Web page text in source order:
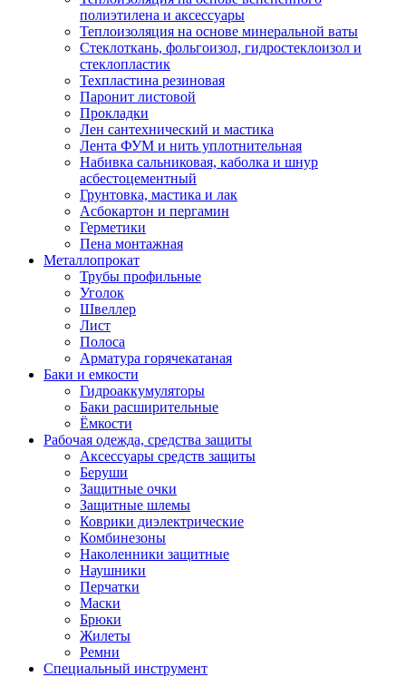
полиэтилена и аксессуары
Теплоизоляция на основе минеральной ваты
Стеклоткань, фольгоизол, гидростеклоизол и
стеклопластик
Техпластина резиновая
Паронит листовой
Прокладки
Лен сантехнический и мастика
Лента ФУМ и нить уплотнительная
Набивка сальниковая, каболка и шнур
асбестоцементный
Грунтовка, мастика и лак
Асбокартон и пергамин
Герметики
Пена монтажная
Металлопрокат
Трубы профильные
Уголок
Швеллер
Лист
Полоса
Арматура горячекатаная
Баки и емкости
Гидроаккумуляторы
Баки расширительные
Ёмкости
Рабочая одежда, средства защиты
Аксессуары средств защиты
Беруши
Защитные очки
Защитные шлемы
Коврики диэлектрические
Комбинезоны
Наколенники защитные
Наушники
Перчатки
Маски
Брюки
Жилеты
Ремни
Специальный инструмент